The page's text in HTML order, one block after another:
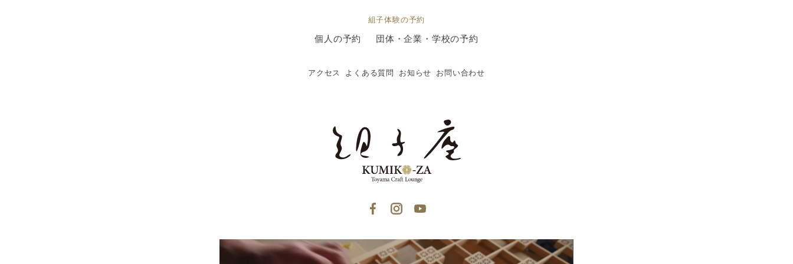
組子体験の予約
個人の予約 団体・企業・学校の予約
アクセス よくある質問 お知らせ お問い合わせ